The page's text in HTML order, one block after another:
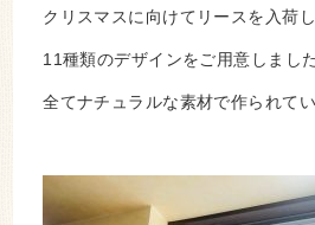
クリスマスに向けてリースを入荷し
11種類のデザインをご用意しました
全てナチュラルな素材で作られて